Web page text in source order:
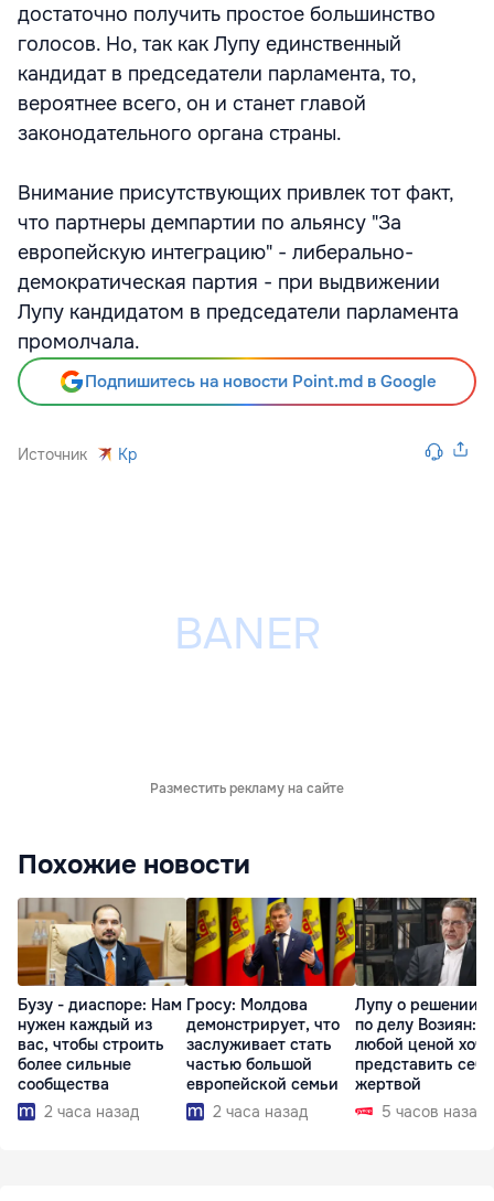
достаточно получить простое большинство
голосов. Но, так как Лупу единственный
кандидат в председатели парламента, то,
вероятнее всего, он и станет главой
законодательного органа страны.
Внимание присутствующих привлек тот факт,
что партнеры демпартии по альянсу "За
европейскую интеграцию" - либерально-
демократическая партия - при выдвижении
Лупу кандидатом в председатели парламента
промолчала.
Подпишитесь на новости Point.md в Google
Источник Kp
Разместить рекламу на сайте
Похожие новости
Бузу - диаспоре: Нам
нужен каждый из
вас, чтобы строить
более сильные
сообщества
2 часа назад
Гросу: Молдова
демонстрирует, что
заслуживает стать
частью большой
европейской семьи
2 часа назад
Лупу о решении
по делу Возиян:
любой ценой
представить себя
жертвой
5 часов назад